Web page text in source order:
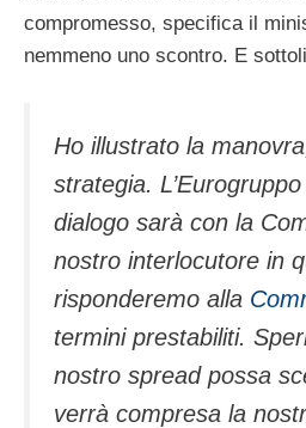
compromesso, specifica il
nemmeno uno scontro. E
Ho illustrato la
strategia.
dialogo sarà con la
nostro interlocutore in
risponderemo alla
termini prestabiliti.
nostro spread possa
verrà compresa la